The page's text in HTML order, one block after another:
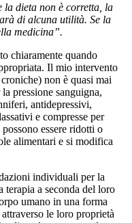
la dieta non è corretta, la
di alcuna utilità. Se la
medicina”.
chiaramente quando
Il mio intervento
non è quasi mai
pressione sanguigna,
antidepressivi,
e compresse per
essere ridotti o
alimentari e si modifica
individuali per la
terapia a seconda del loro
umano in una forma
le loro proprietà